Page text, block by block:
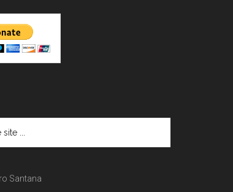
Santana